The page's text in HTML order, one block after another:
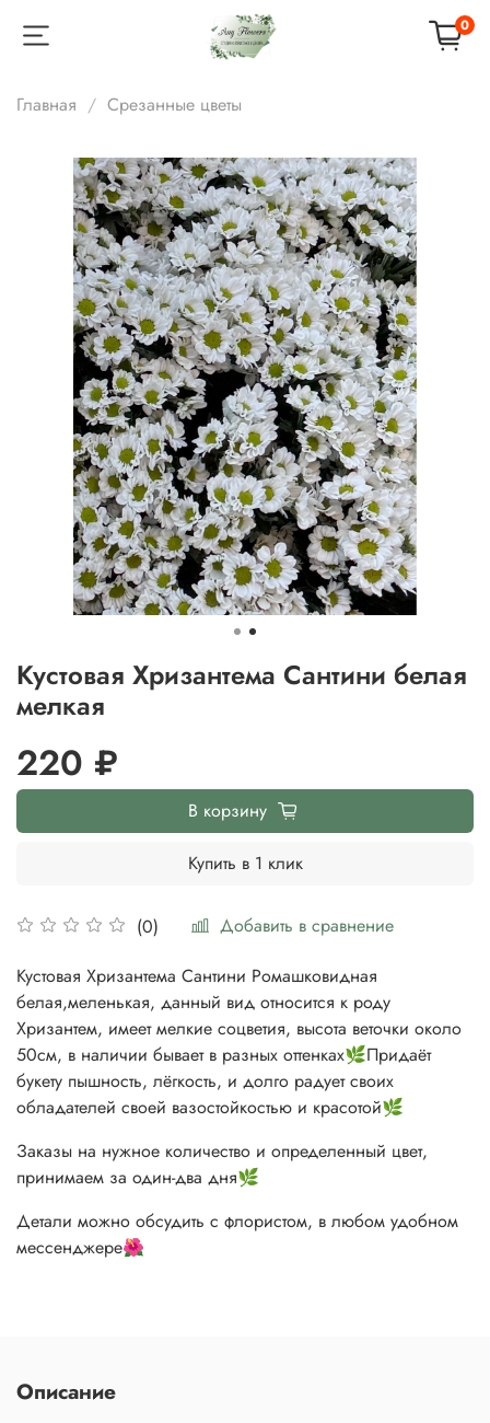
0
Главная Срезанные цветы
Кустовая Хризантема Сантини белая
мелкая
(0) Добавить в сравнение
220 ₽
В корзину
Купить в 1 клик
Кустовая Хризантема Сантини Ромашковидная
белая,меленькая, данный вид относится к роду
Хризантем, имеет мелкие соцветия, высота веточки около
50см, в наличии бывает в разных оттенках🌿Придаёт
букету пышность, лёгкость, и долго радует своих
обладателей своей вазостойкостью и красотой🌿
Заказы на нужное количество и определенный цвет,
принимаем за один-два дня🌿
Детали можно обсудить с флористом, в любом удобном
мессенджере🌺
Описание